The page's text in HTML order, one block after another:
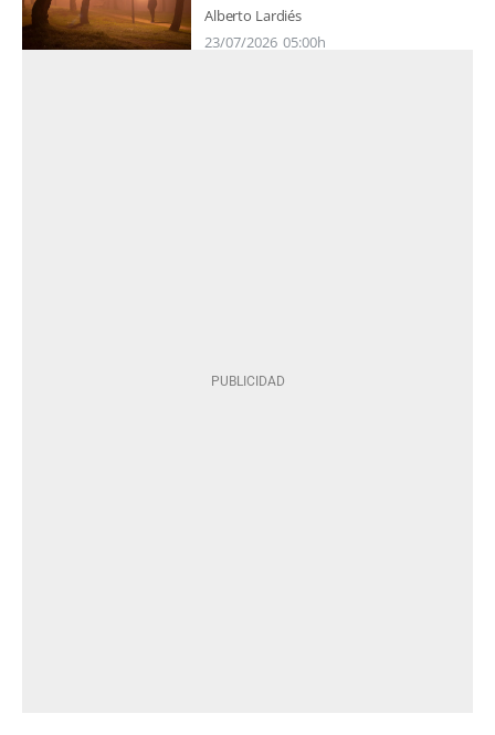
Alberto Lardiés
23/07/2026 05:00h